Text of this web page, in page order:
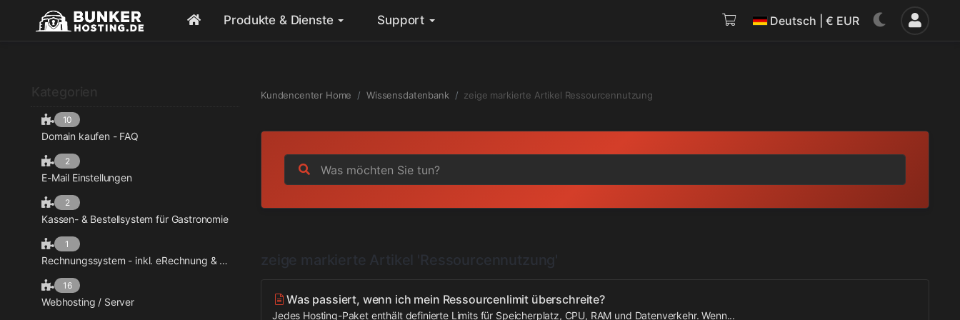
Produkte & Dienste Support Deutsch | € EUR
10
Domain kaufen - FAQ
2
E-Mail Einstellungen
2
Kassen- & Bestellsystem für Gastronomie
1
Rechnungssystem - inkl. eRechnung & Mobile App
16
Webhosting / Server
Kundencenter Home Wissensdatenbank zeige markierte Artikel Ressourcennutzung
zeige markierte Artikel 'Ressourcennutzung'
Was passiert, wenn ich mein Ressourcenlimit überschreite?
Jedes Hosting-Paket enthält definierte Limits für Speicherplatz, CPU, RAM und Datenverkehr. Wenn...